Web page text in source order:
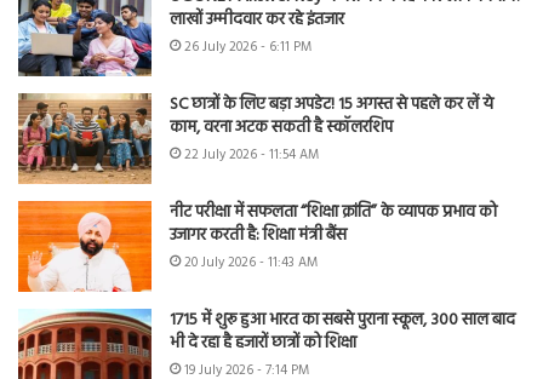
लाखों उम्मीदवार कर रहे इंतजार
26 July 2026 - 6:11 PM
SC छात्रों के लिए बड़ा अपडेट! 15 अगस्त से पहले कर लें ये
काम, वरना अटक सकती है स्कॉलरशिप
22 July 2026 - 11:54 AM
नीट परीक्षा में सफलता “शिक्षा क्रांति” के व्यापक प्रभाव को
उजागर करती है: शिक्षा मंत्री बैंस
20 July 2026 - 11:43 AM
1715 में शुरू हुआ भारत का सबसे पुराना स्कूल, 300 साल बाद
भी दे रहा है हजारों छात्रों को शिक्षा
19 July 2026 - 7:14 PM